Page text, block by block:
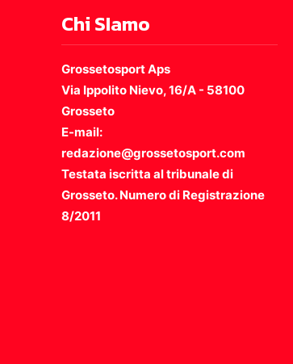
Chi SIamo
Grossetosport Aps
Via Ippolito Nievo, 16/A - 58100
Grosseto
E-mail:
redazione@grossetosport.com
Testata iscritta al tribunale di
Grosseto. Numero di Registrazione
8/2011